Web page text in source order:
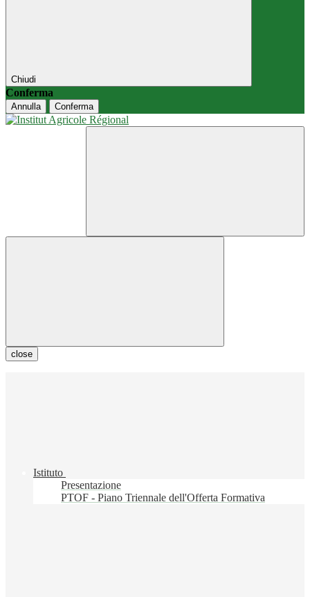
Chiudi
Conferma
Annulla Conferma
close
Istituto
Presentazione
PTOF - Piano Triennale dell'Offerta Formativa